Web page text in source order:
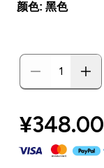
颜色: 黑色
¥348.00‎